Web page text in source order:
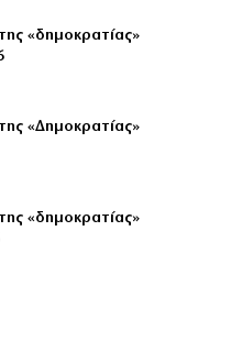
«δημοκρατίας»
«Δημοκρατίας»
«δημοκρατίας»